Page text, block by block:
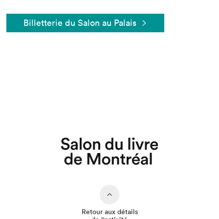
Billetterie du Salon au Palais
Retour aux détails